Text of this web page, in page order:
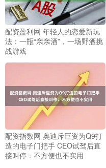
配资盈利网 年轻人的恋爱新玩
法：一瓶“亲亲酒”，一场野酒挑
战游戏
配资指数网 奥迪斥巨资为Q9打
造的电子门把手 CEO试驾后直
接叫停：不方便也不实用